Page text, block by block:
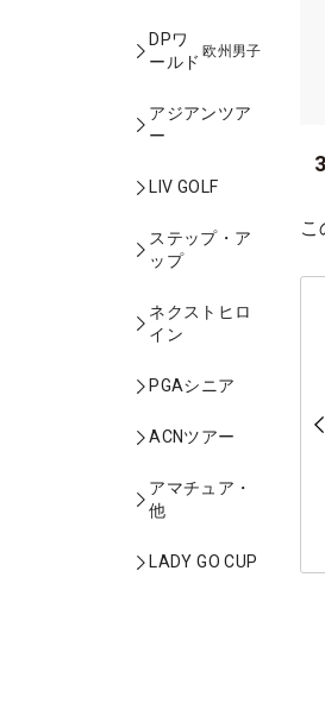
DPワ
ールド
欧州男子
アジアンツア
ー
LIV GOLF
ステップ・ア
ップ
ネクストヒロ
イン
PGAシニア
ACNツアー
アマチュア・
他
LADY GO CUP